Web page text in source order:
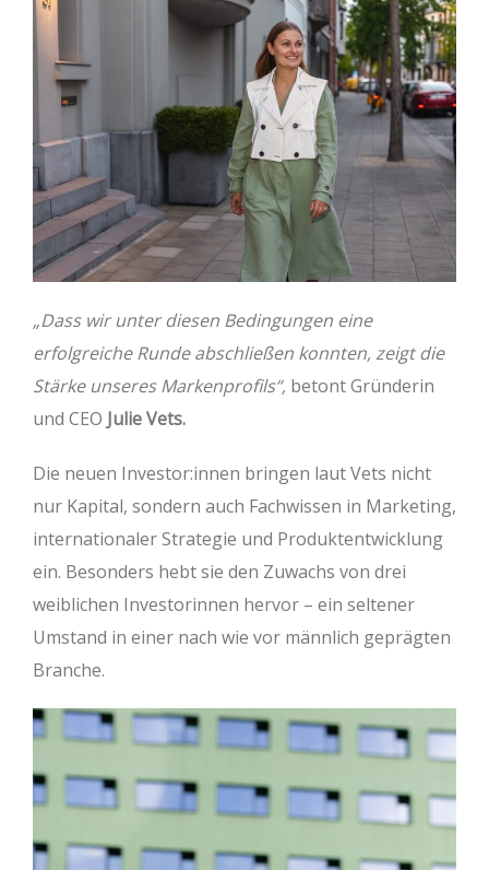
„Dass wir unter diesen Bedingungen eine
erfolgreiche Runde abschließen konnten, zeigt die
Stärke unseres Markenprofils“, betont Gründerin
und CEO Julie Vets.
Die neuen Investor:innen bringen laut Vets nicht
nur Kapital, sondern auch Fachwissen in Marketing,
internationaler Strategie und Produktentwicklung
ein. Besonders hebt sie den Zuwachs von drei
weiblichen Investorinnen hervor – ein seltener
Umstand in einer nach wie vor männlich geprägten
Branche.